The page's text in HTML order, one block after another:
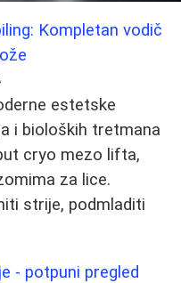
Kompletan vodič
estetske
i bioloških tretmana
cryo mezo lifta,
za lice.
strije, podmladiti
- potpuni pregled